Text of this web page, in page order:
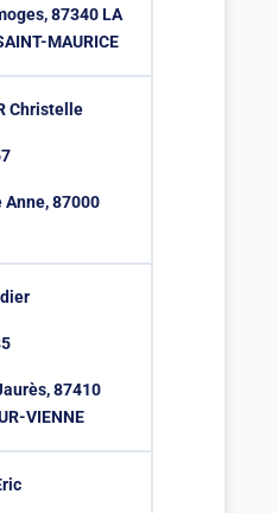
87340 LA
MAURICE
Christelle
87000
87410
VIENNE